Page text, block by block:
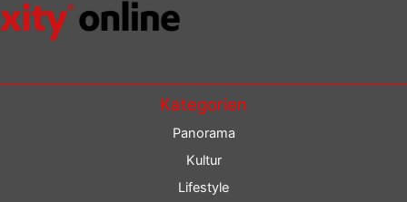
Kategorien
Panorama
Kultur
Lifestyle